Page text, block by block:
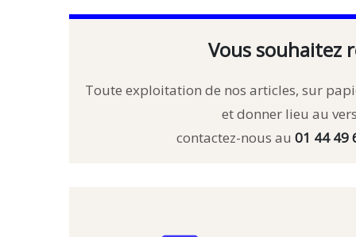
Vous souhaitez
Toute exploitation de nos articles, sur
et donner lieu au
contactez-nous au 01 44 49